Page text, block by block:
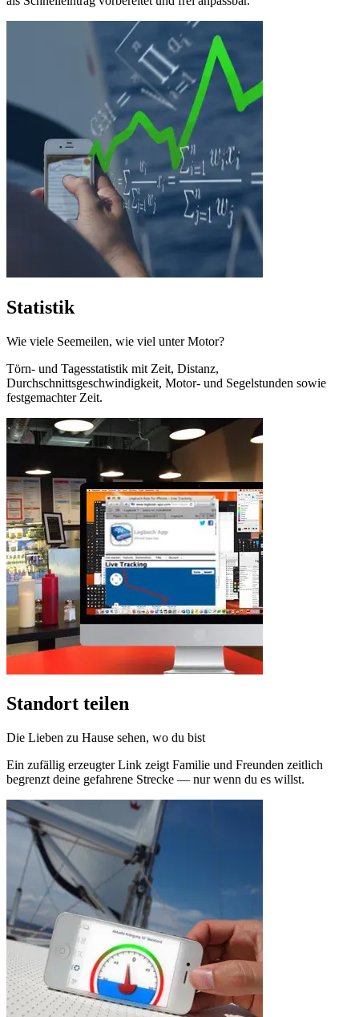
Statistik
Wie viele Seemeilen, wie viel unter Motor?
Törn- und Tagesstatistik mit Zeit, Distanz,
Durchschnittsgeschwindigkeit, Motor- und Segelstunden sowie
festgemachter Zeit.
Standort teilen
Die Lieben zu Hause sehen, wo du bist
Ein zufällig erzeugter Link zeigt Familie und Freunden zeitlich
begrenzt deine gefahrene Strecke — nur wenn du es willst.